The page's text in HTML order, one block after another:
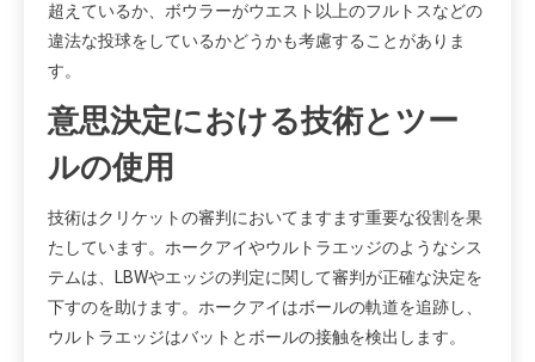
超えているか、ボウラーがウエスト以上のフルトスなどの
違法な投球をしているかどうかも考慮することがありま
す。
意思決定における技術とツー
ルの使用
技術はクリケットの審判においてますます重要な役割を果
たしています。ホークアイやウルトラエッジのようなシス
テムは、LBWやエッジの判定に関して審判が正確な決定を
下すのを助けます。ホークアイはボールの軌道を追跡し、
ウルトラエッジはバットとボールの接触を検出します。